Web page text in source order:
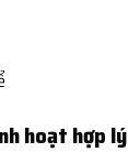
hoạt hợp lý